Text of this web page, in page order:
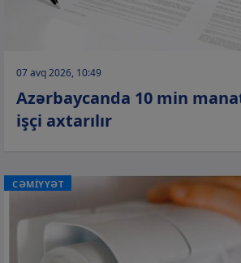
07 avq 2026, 10:49
Azərbaycanda 10 min
işçi axtarılır
CƏMİYYƏT